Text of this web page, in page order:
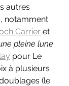
autres
notamment
Carrier et
pleine lune
pour Le
à plusieurs
(le